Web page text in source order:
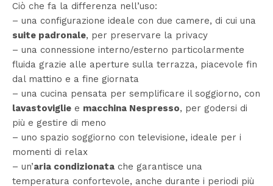
Ciò che fa la differenza nell’uso:
– una configurazione ideale con due camere, di cui una
suite padronale, per preservare la privacy
– una connessione interno/esterno particolarmente
fluida grazie alle aperture sulla terrazza, piacevole fin
dal mattino e a fine giornata
– una cucina pensata per semplificare il soggiorno, con
lavastoviglie e macchina Nespresso, per godersi di
più e gestire di meno
– uno spazio soggiorno con televisione, ideale per i
momenti di relax
– un’aria condizionata che garantisce una
temperatura confortevole, anche durante i periodi più